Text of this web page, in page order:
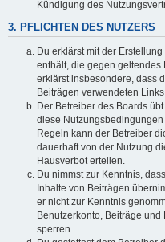
Kündigung des
3. PFLICHTEN DES NUTZERS
Du erklärst mit der
enthält, die gegen geltendes
erklärst insbesondere, dass
Beiträgen verwendeten
Der Betreiber des Boards
diese
Regeln kann der Betreiber
dauerhaft von der Nutzung
Hausverbot erteilen.
Du nimmst zur Kenntnis,
Inhalte von Beiträgen
er nicht zur Kenntnis
Benutzerkonto, Beiträge
sperren.